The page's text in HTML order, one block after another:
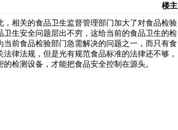
楼主
相关的食品卫生监督管理部门加大了对食品检验
生安全问题层出不穷，这给当前的食品卫生的检
前食品检验部门急需解决的问题之一，而只有食
律法规，但是光有规范食品标准的法律还不够，
检测设备，才能把食品安全控制在源头。